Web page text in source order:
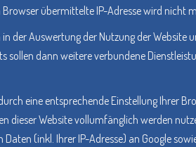
übermittelte IP-Adresse wird nicht
der Auswertung der Nutzung der
sollen dann weitere verbundene
eine entsprechende Einstellung Ihrer
dieser Website vollumfänglich werden
Daten (inkl. Ihrer IP-Adresse) an Google